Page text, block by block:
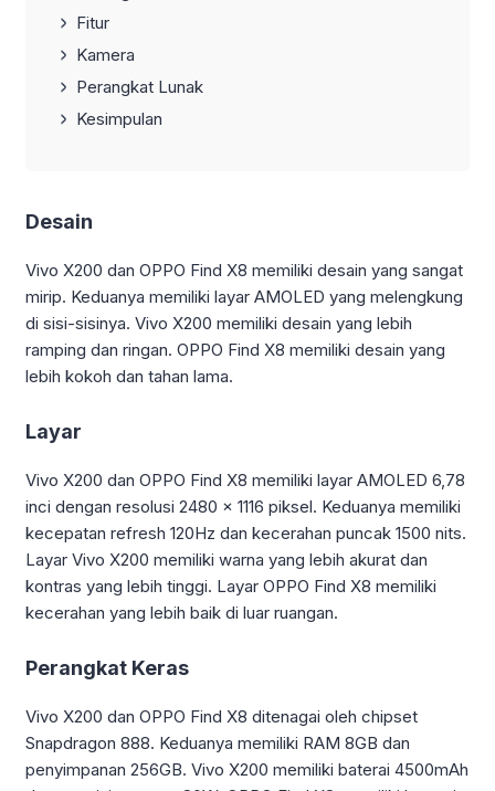
Fitur
Kamera
Perangkat Lunak
Kesimpulan
Desain
Vivo X200 dan OPPO Find X8 memiliki desain yang sangat
mirip. Keduanya memiliki layar AMOLED yang melengkung
di sisi-sisinya. Vivo X200 memiliki desain yang lebih
ramping dan ringan. OPPO Find X8 memiliki desain yang
lebih kokoh dan tahan lama.
Layar
Vivo X200 dan OPPO Find X8 memiliki layar AMOLED 6,78
inci dengan resolusi 2480 x 1116 piksel. Keduanya memiliki
kecepatan refresh 120Hz dan kecerahan puncak 1500 nits.
Layar Vivo X200 memiliki warna yang lebih akurat dan
kontras yang lebih tinggi. Layar OPPO Find X8 memiliki
kecerahan yang lebih baik di luar ruangan.
Perangkat Keras
Vivo X200 dan OPPO Find X8 ditenagai oleh chipset
Snapdragon 888. Keduanya memiliki RAM 8GB dan
penyimpanan 256GB. Vivo X200 memiliki baterai 4500mAh